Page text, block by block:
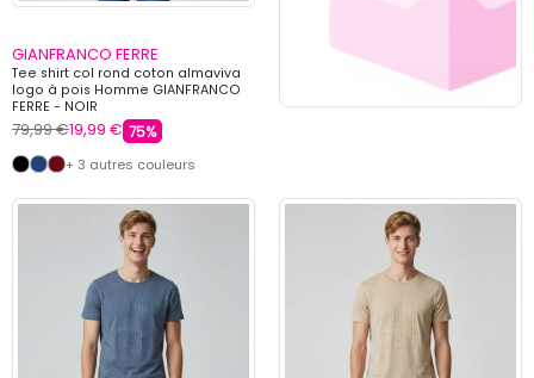
GIANFRANCO FERRE
Tee shirt col rond coton almaviva
logo à pois Homme GIANFRANCO
FERRE - NOIR
79,99 €19,99 € 75%
+ 3 autres couleurs